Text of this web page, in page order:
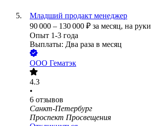
Младший продакт менеджер
90 000 – 130 000 ₽ за месяц, на руки
Опыт 1-3 года
Выплаты: Два раза в месяц
ООО Гематэк
4.3
•
6 отзывов
Санкт-Петербург
Проспект Просвещения